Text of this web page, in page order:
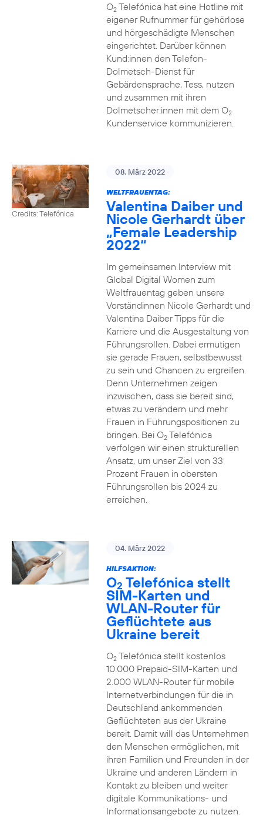
O2Telefónica hat eine Hotline mit
eigener Rufnummer für gehörlose
und hörgeschädigte Menschen
eingerichtet. Darüber können
Kund:innen den Telefon-
Dolmetsch-Dienst für
Gebärdensprache, Tess, nutzen
und zusammen mit ihren
Dolmetscher:innen mit dem O2
Kundenservice kommunizieren.
Credits: Telefónica
08. März 2022
WELTFRAUENTAG:
Valentina Daiber und
Nicole Gerhardt über
„Female Leadership
2022“
Im gemeinsamen Interview mit
Global Digital Women zum
Weltfrauentag geben unsere
Vorständinnen Nicole Gerhardt und
Valentina Daiber Tipps für die
Karriere und die Ausgestaltung von
Führungsrollen. Dabei ermutigen
sie gerade Frauen, selbstbewusst
zu sein und Chancen zu ergreifen.
Denn Unternehmen zeigen
inzwischen, dass sie bereit sind,
etwas zu verändern und mehr
Frauen in Führungspositionen zu
bringen. Bei O2Telefónica
verfolgen wir einen strukturellen
Ansatz, um unser Ziel von 33
Prozent Frauen in obersten
Führungsrollen bis 2024 zu
erreichen.
04. März 2022
HILFSAKTION:
O2 Telefónica stellt
SIM-Karten und
WLAN-Router für
Geflüchtete aus
Ukraine bereit
O2Telefónica stellt kostenlos
10.000 Prepaid-SIM-Karten und
2.000 WLAN-Router für mobile
Internetverbindungen für die in
Deutschland ankommenden
Geflüchteten aus der Ukraine
bereit. Damit will das Unternehmen
den Menschen ermöglichen, mit
ihren Familien und Freunden in der
Ukraine und anderen Ländern in
Kontakt zu bleiben und weiter
digitale Kommunikations- und
Informationsangebote zu nutzen.